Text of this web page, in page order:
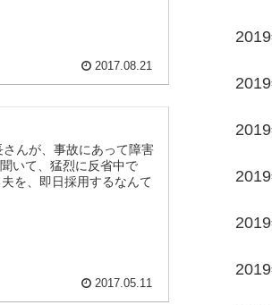
2017.08.21
んが、事故にあって障害
いて、猛烈に反省中で
を、即日採用するなんて
2017.05.11